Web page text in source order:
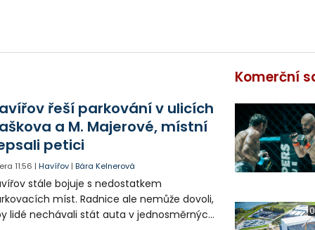
řeší parkování v ulicích
a M. Majerové, místní
petici
11:56 |Havířov |Bára Kelnerová
stále bojuje s nedostatkem
míst. Radnice ale nemůže dovoli,
lidé nechávali stát auta v jednosměrných
Komerční